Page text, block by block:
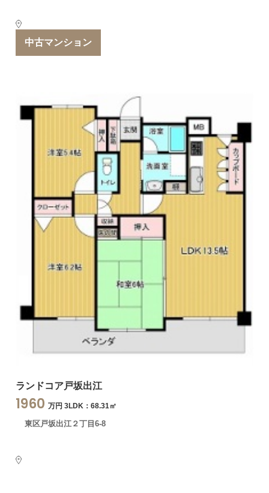
中古マンション
ランドコア戸坂出江
1960 万円 3LDK：68.31㎡
東区戸坂出江２丁目6-8